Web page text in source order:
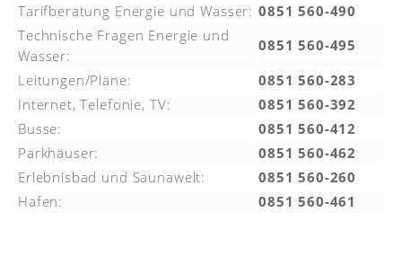
Tarifberatung Energie und Wasser: 0851 560-490
Technische Fragen Energie und
Wasser:
0851 560-495
Leitungen/Pläne:
0851 560-283
Internet, Telefonie, TV:
0851 560-392
Busse:
0851 560-412
Parkhäuser:
0851 560-462
Erlebnisbad und Saunawelt:
0851 560-260
Hafen:
0851 560-461